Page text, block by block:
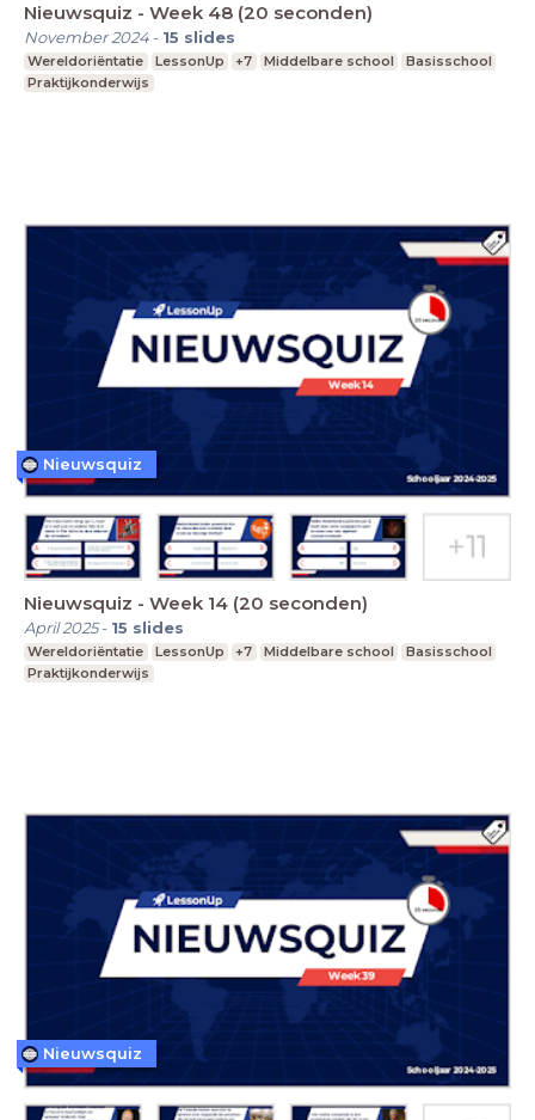
Nieuwsquiz - Week 48 (20 seconden)
November 2024- 15 slides
Wereldoriëntatie LessonUp +7 Middelbare school
Basisschool
Praktijkonderwijs
Nieuwsquiz - Week 14 (20 seconden)
April 2025- 15 slides
Wereldoriëntatie LessonUp +7 Middelbare school
Basisschool
Praktijkonderwijs
Nieuwsquiz
Nieuwsquiz